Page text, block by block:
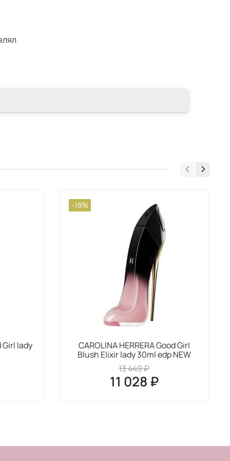
Girl lady
-18%
CAROLINA HERRERA Good Girl
Blush Elixir lady 30ml edp NEW
13 449 ₽
11 028 ₽